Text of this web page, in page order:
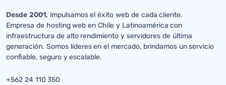
Desde 2001, impulsamos el éxito web de cada cliente.
Empresa de hosting web en Chile y Latinoamérica con
infraestructura de alto rendimiento y servidores de última
generación. Somos líderes en el mercado, brindamos un servicio
confiable, seguro y escalable.
+562 24 110 350